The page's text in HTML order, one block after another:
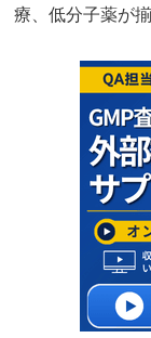
療、低分子薬が